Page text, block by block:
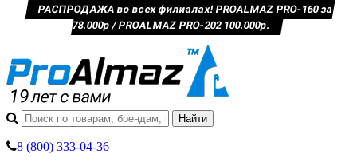
РАСПРОДАЖА во всех филиалах! PROALMAZ PRO-160 за
78.000р / PROALMAZ PRO-202 100.000р.
8 (800) 333-04-36